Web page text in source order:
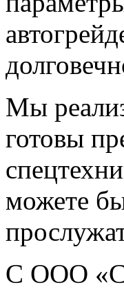
Мы
готовы
можете
С ООО